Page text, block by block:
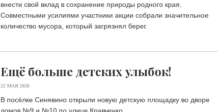
внести свой вклад в сохранение природы родного края.
Совместными усилиями участники акции собрали значительное
количество мусора, который загрязнял берег.
Ещё больше детских улыбок!
22 МАЯ 2026
В посёлке Синявино открыли новую детскую площадку во дворе